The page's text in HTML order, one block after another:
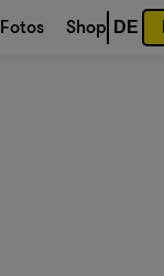
Fotos Shop DE